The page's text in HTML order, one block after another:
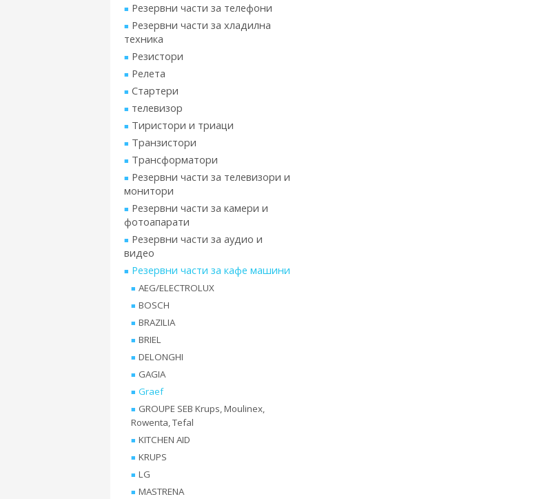
Резервни части за телефони
Резервни части за хладилна
техника
Резистори
Релета
Стартери
телевизор
Тиристори и триаци
Транзистори
Трансформатори
Резервни части за телевизори и
монитори
Резервни части за камери и
фотоапарати
Резервни части за аудио и
видео
Резервни части за кафе машини
AEG/ELECTROLUX
BOSCH
BRAZILIA
BRIEL
DELONGHI
GAGIA
Graef
GROUPE SEB Krups, Moulinex,
Rowenta, Tefal
KITCHEN AID
KRUPS
LG
MASTRENA